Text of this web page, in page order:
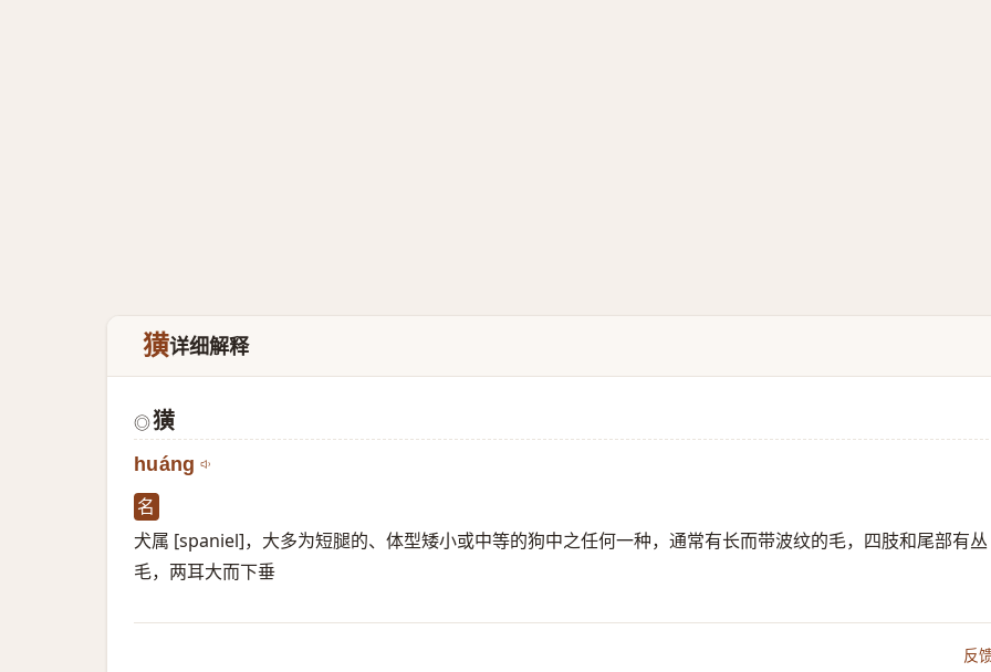
獚详细解释
◎獚
huáng
名
犬属 [spaniel]，大多为短腿的、体型矮小或中等的狗中之任何一种，通常有长而带波纹的毛，四肢和尾部有丛
毛，两耳大而下垂
反